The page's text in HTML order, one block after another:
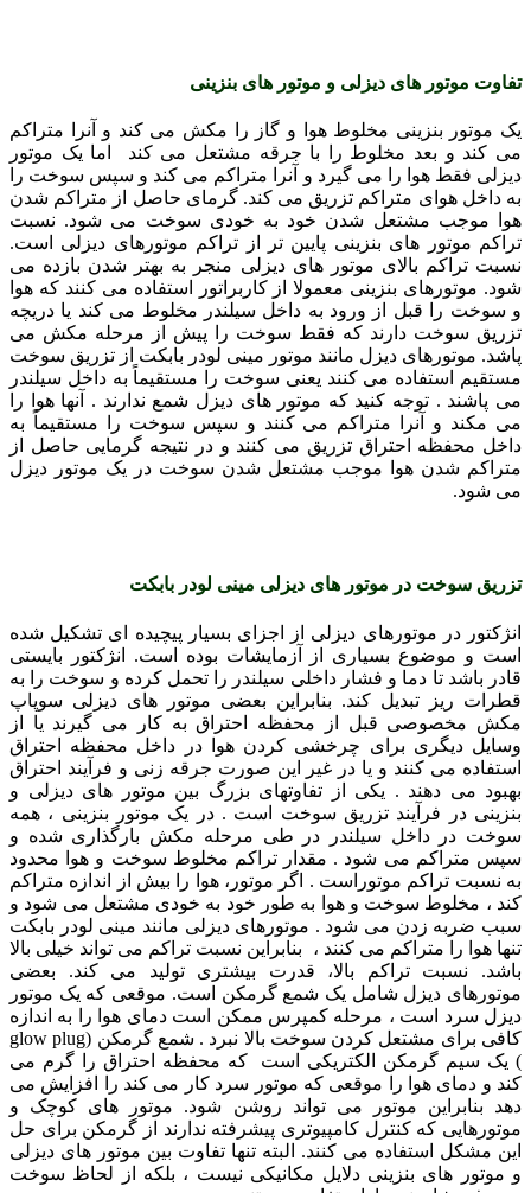
تفاوت موتور های دیزلی و موتور های بنزینی
یک موتور بنزینی مخلوط هوا و گاز را مکش می کند و آنرا متراکم
می کند و بعد مخلوط را با جرقه مشتعل می کند اما یک موتور
دیزلی فقط هوا را می گیرد و آنرا متراکم می کند و سپس سوخت را
به داخل هوای متراکم تزریق می کند. گرمای حاصل از متراکم شدن
هوا موجب مشتعل شدن خود به خودی سوخت می شود. نسبت
تراکم موتور های بنزینی پایین تر از تراکم موتورهای دیزلی است.
نسبت تراکم بالای موتور های دیزلی منجر به بهتر شدن بازده می
شود. موتورهای بنزینی معمولا از کاربراتور استفاده می کنند که هوا
و سوخت را قبل از ورود به داخل سیلندر مخلوط می کند یا دریچه
تزریق سوخت دارند که فقط سوخت را پیش از مرحله مکش می
پاشد. موتورهای دیزل مانند موتور مینی لودر بابکت از تزریق سوخت
مستقیم استفاده می کنند یعنی سوخت را مستقیماً به داخل سیلندر
می پاشند . توجه کنید که موتور های دیزل شمع ندارند . آنها هوا را
می مکند و آنرا متراکم می کنند و سپس سوخت را مستقیماً به
داخل محفظه احتراق تزریق می کنند و در نتیجه گرمایی حاصل از
متراکم شدن هوا موجب مشتعل شدن سوخت در یک موتور دیزل
می شود.
تزریق سوخت در موتور های دیزلی مینی لودر بابکت
انژکتور در موتورهای دیزلی از اجزای بسیار پیچیده ای تشکیل شده
است و موضوع بسیاری از آزمایشات بوده است. انژکتور بایستی
قادر باشد تا دما و فشار داخلی سیلندر را تحمل کرده و سوخت را به
قطرات ریز تبدیل کند. بنابراین بعضی موتور های دیزلی سوپاپ
مکش مخصوصی قبل از محفظه احتراق به کار می گیرند یا از
وسایل دیگری برای چرخشی کردن هوا در داخل محفظه احتراق
استفاده می کنند و یا در غیر این صورت جرقه زنی و فرآیند احتراق
بهبود می دهند . یکی از تفاوتهای بزرگ بین موتور های دیزلی و
بنزینی در فرآیند تزریق سوخت است . در یک موتور بنزینی ، همه
سوخت در داخل سیلندر در طی مرحله مکش بارگذاری شده و
سپس متراکم می شود . مقدار تراکم مخلوط سوخت و هوا محدود
به نسبت تراکم موتوراست . اگر موتور، هوا را بیش از اندازه متراکم
کند ، مخلوط سوخت و هوا به طور خود به خودی مشتعل می شود و
سبب ضربه زدن می شود . موتورهای دیزلی مانند مینی لودر بابکت
تنها هوا را متراکم می کنند ، بنابراین نسبت تراکم می تواند خیلی بالا
باشد. نسبت تراکم بالا، قدرت بیشتری تولید می کند. بعضی
موتورهای دیزل شامل یک شمع گرمکن است. موقعی که یک موتور
دیزل سرد است ، مرحله کمپرس ممکن است دمای هوا را به اندازه
کافی برای مشتعل کردن سوخت بالا نبرد . شمع گرمکن (glow plug
) یک سیم گرمکن الکتریکی است که محفظه احتراق را گرم می
کند و دمای هوا را موقعی که موتور سرد کار می کند را افزایش می
دهد بنابراین موتور می تواند روشن شود. موتور های کوچک و
موتورهایی که کنترل کامپیوتری پیشرفته ندارند از گرمکن برای حل
این مشکل استفاده می کنند. البته تنها تفاوت بین موتور های دیزلی
و موتور های بنزینی دلایل مکانیکی نیست ، بلکه از لحاظ سوخت